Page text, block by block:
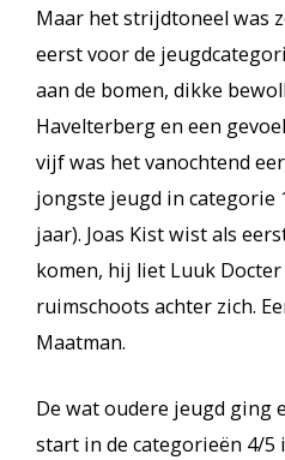
Maar het strijdtoneel was
eerst voor de
aan de bomen, dikke
Havelterberg en een
vijf was het vanochtend
jongste jeugd in categorie
jaar). Joas Kist wist als
komen, hij liet Luuk
ruimschoots achter zich.
Maatman.
De wat oudere jeugd ging
start in de categorieën 4/5